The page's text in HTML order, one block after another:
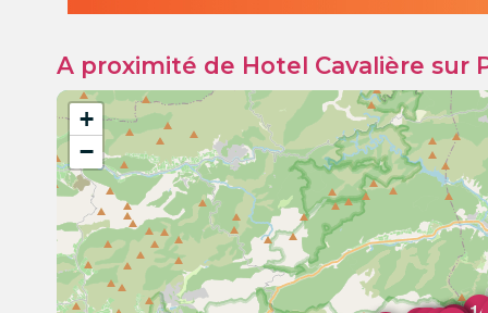
A proximité de Hotel Cavalière sur
+
−